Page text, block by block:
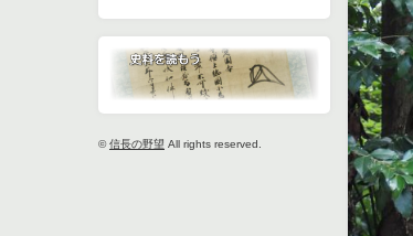
©信長の野望 All rights reserved.